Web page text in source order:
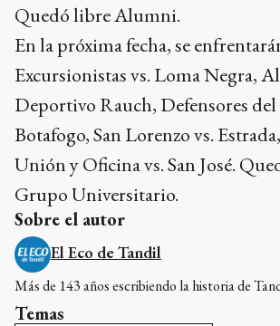
Quedó libre Alumni.
En la próxima fecha, se
Excursionistas vs. Loma Negra,
Deportivo Rauch, Defensores del
Botafogo, San Lorenzo vs.
Unión y Oficina vs. San José.
Grupo Universitario.
Sobre el autor
El Eco de Tandil
Más de 143 años escribiendo la historia de
Temas